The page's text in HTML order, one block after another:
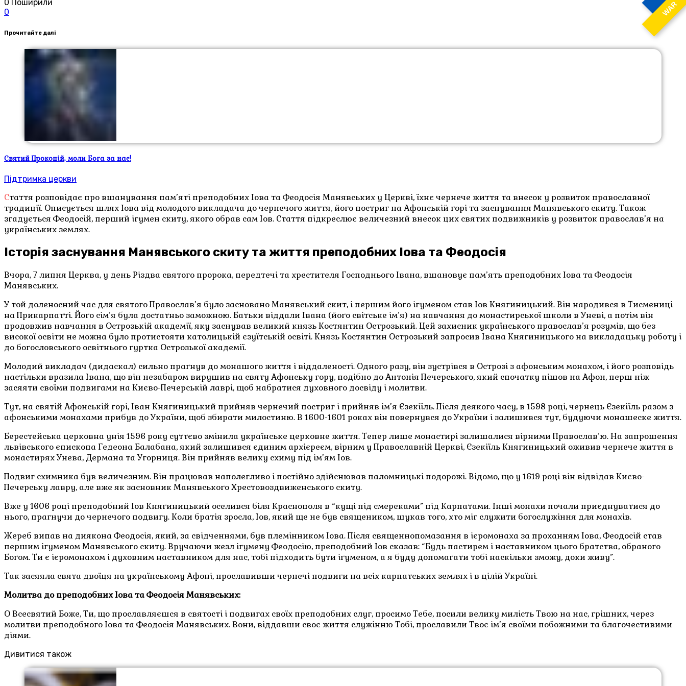
WAR
0
Поширили
0
Прочитайте далі
Святий Прокопій, моли Бога за нас!
Підтримка церкви
Стаття розповідає про вшанування пам’яті преподобних Іова та Феодосія Манявських у Церкві, їхнє чернече життя та внесок у розвиток православної
традиції. Описується шлях Іова від молодого викладача до чернечого життя, його постриг на Афонській горі та заснування Манявського скиту. Також
згадується Феодосій, перший ігумен скиту, якого обрав сам Іов. Стаття підкреслює величезний внесок цих святих подвижників у розвиток православ’я на
українських землях.
Історія заснування Манявського скиту та життя преподобних Іова та Феодосія
Вчора, 7 липня Церква, у день Різдва святого пророка, передтечі та хрестителя Господнього Івана, вшановує пам’ять преподобних Іова та Феодосія
Манявських.
У той доленосний час для святого Православ’я було засновано Манявський скит, і першим його ігуменом став Іов Княгиницький. Він народився в Тисмениці
на Прикарпатті. Його сім’я була достатньо заможною. Батьки віддали Івана (його світське ім’я) на навчання до монастирської школи в Уневі, а потім він
продовжив навчання в Острозькій академії, яку заснував великий князь Костянтин Острозький. Цей захисник українського православ’я розумів, що без
високої освіти не можна було протистояти католицькій єзуїтській освіті. Князь Костянтин Острозький запросив Івана Княгиницького на викладацьку роботу і
до богословського освітнього гуртка Острозької академії.
Молодий викладач (дидаскал) сильно прагнув до монашого життя і віддаленості. Одного разу, він зустрівся в Острозі з афонським монахом, і його розповідь
настільки вразила Івана, що він незабаром вирушив на святу Афонську гору, подібно до Антонія Печерського, який спочатку пішов на Афон, перш ніж
засяяти своїми подвигами на Києво-Печерській лаврі, щоб набратися духовного досвіду і молитви.
Тут, на святій Афонській горі, Іван Княгиницький прийняв чернечий постриг і прийняв ім’я Єзекіїль. Після деякого часу, в 1598 році, чернець Єзекіїль разом з
афонськими монахами прибув до України, щоб збирати милостиню. В 1600-1601 роках він повернувся до України і залишився тут, будуючи монашеске життя.
Берестейська церковна унія 1596 року суттєво змінила українське церковне життя. Тепер лише монастирі залишалися вірними Православ’ю. На запрошення
львівського єпископа Гедеона Балабана, який залишився єдиним архієреєм, вірним у Православній Церкві, Єзекіїль Княгиницький оживив чернече життя в
монастирях Унева, Дермана та Угорниця. Він прийняв велику схиму під ім’ям Іов.
Подвиг схимника був величезним. Він працював наполегливо і постійно здійснював паломницькі подорожі. Відомо, що у 1619 році він відвідав Києво-
Печерську лавру, але вже як засновник Манявського Хрестовоздвиженського скиту.
Вже у 1606 році преподобний Іов Княгиницький оселився біля Краснополя в “кущі під смереками” під Карпатами. Інші монахи почали приєднуватися до
нього, прагнучи до чернечого подвигу. Коли братія зросла, Іов, який ще не був священиком, шукав того, хто міг служити богослужіння для монахів.
Жереб випав на диякона Феодосія, який, за свідченнями, був племінником Іова. Після священнопомазання в ієромонаха за проханням Іова, Феодосій став
першим ігуменом Манявського скиту. Вручаючи жезл ігумену Феодосію, преподобний Іов сказав: “Будь пастирем і наставником цього братства, обраного
Богом. Ти є ієромонахом і духовним наставником для нас, тобі підходить бути ігуменом, а я буду допомагати тобі наскільки зможу, доки живу”.
Так засяяла свята двоїця на українському Афоні, прославивши чернечі подвиги на всіх карпатських землях і в цілій Україні.
Молитва до преподобних Іова та Феодосія Манявських:
О Всесвятий Боже, Ти, що прославляєшся в святості і подвигах своїх преподобних слуг, просимо Тебе, посили велику милість Твою на нас, грішних, через
молитви преподобного Іова та Феодосія Манявських. Вони, віддавши своє життя служінню Тобі, прославили Твоє ім’я своїми побожними та благочестивими
діями.
Дивитися також